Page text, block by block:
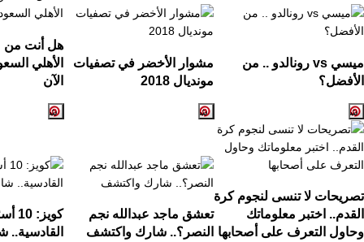
ميسي vs رونالدو .. من
الأفضل؟
مشوار الأخضر في تصفيات
مونديال 2018
هل أنت من
الأهلي
الآن
تصريحات لا تنسى لنجوم كرة
القدم.. اختبر معلوماتك
وحاول التعرف على أصحابها
تعشق ماجد عبدالله نجم
النصر؟.. شارك واكتشف
كويز: 10
القادسية..